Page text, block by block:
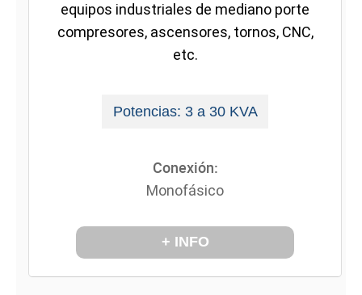
equipos industriales de mediano porte
compresores, ascensores, tornos, CNC,
etc.
Potencias: 3 a 30 KVA
Conexión:
Monofásico
+ INFO